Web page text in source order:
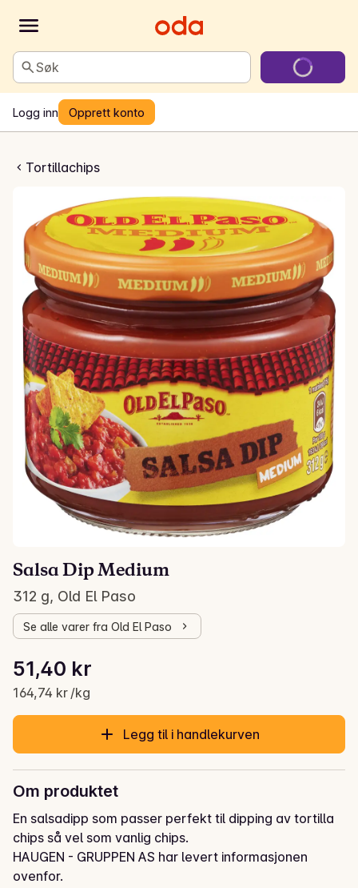
Søk
Logg inn Opprett konto
Tortillachips
Medium
Salsa Dip Medium
312 g, Old El Paso
Se alle varer fra Old El Paso
Gjeldende pris er: 51,40 kr
51,40 kr
164,74 kr /kg
Stykkpris: 164,74 kr /kg
Legg til i handlekurven
Om produktet
En salsadipp som passer perfekt til dipping av tortilla
chips så vel som vanlig chips.
HAUGEN - GRUPPEN AS har levert informasjonen
ovenfor.